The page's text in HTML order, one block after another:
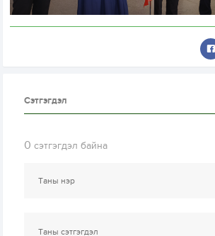
Сэтгэгдэл
0 сэтгэгдэл байна